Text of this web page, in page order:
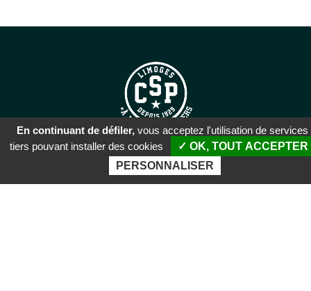
SIÈGE SOCIAL
51 rue Descartes
En continuant de défiler, vous acceptez l'utilisation de services
tiers pouvant installer des cookies
✓ OK, TOUT ACCEPTER
PERSONNALISER